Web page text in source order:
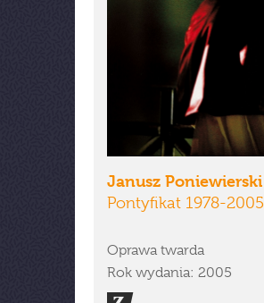
Janusz Poniewierski
Pontyfikat 1978-2005
Oprawa twarda
Rok wydania: 2005